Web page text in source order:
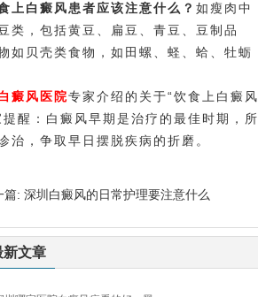
上白癜风患者应该注意什么？ 如瘦肉中
类，包括黄豆、扁豆、青豆、豆制品
如贝壳类食物，如田螺、蛏、蛤、牡蛎
癜风医院专家介绍的关于“饮食上白癜风
醒：白癜风早期是治疗的最佳时期，所
治，争取早日摆脱疾病的折磨。
篇: 深圳白癜风的日常护理要注意什么
新文章